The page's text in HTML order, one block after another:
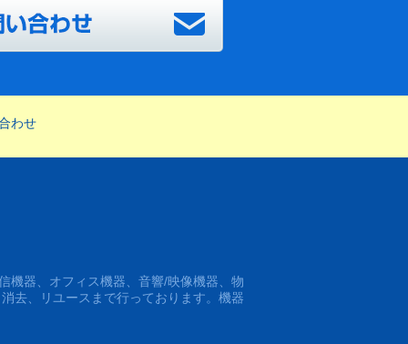
わせ
機器、オフィス機器、音響/映像機器、物
去、リユースまで行っております。機器